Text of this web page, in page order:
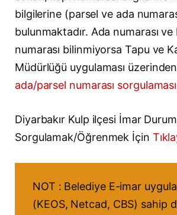
bilgilerine (parsel ve ada
bulunmaktadır. Ada numarası ve
numarası bilinmiyorsa Tapu ve
Müdürlüğü uygulaması
ada/parsel numarası sorgulaması
Diyarbakır Kulp ilçesi İmar
Sorgulamak/Öğrenmek İçin
NOT : Belediye E-imar
(KEOS, Netcad, CBS) sahip